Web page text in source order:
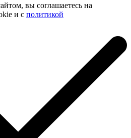
вы соглашаетесь на
и с политикой